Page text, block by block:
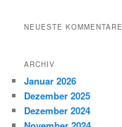
NEUESTE KOMMENTARE
ARCHIV
Januar 2026
Dezember 2025
Dezember 2024